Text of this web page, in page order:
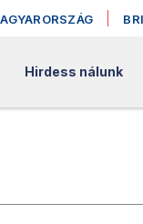
Hirdess nálunk